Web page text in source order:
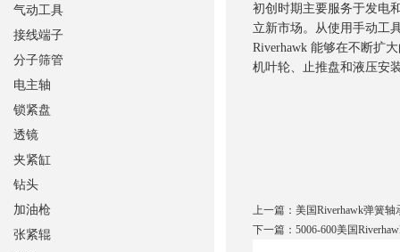
初创时期主要服务于发电
立新市场。从使用手动工
Riverhawk 能够在不断扩
机叶轮、止推盘和液压安
上一篇： 美国Riverhawk弹簧轴
下一篇： 5006-600美国
气动工具
接线端子
分子筛管
电主轴
锁紧盘
透镜
夹紧缸
钻头
加油枪
张紧辊